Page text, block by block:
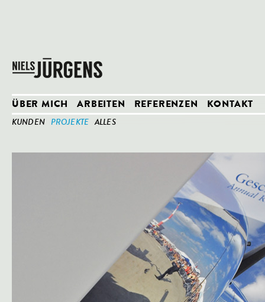
ÜBER MICH ARBEITEN REFERENZEN KONTAKT
KUNDEN PROJEKTE ALLES